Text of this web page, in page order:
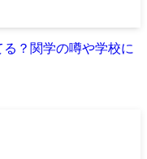
？関学の噂や学校に